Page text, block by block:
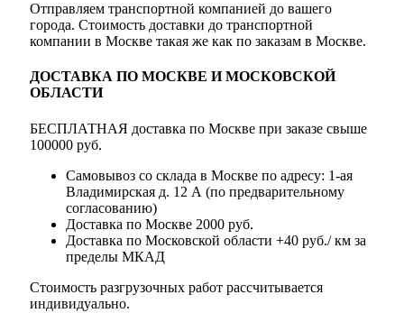
Отправляем транспортной компанией до вашего
города. Стоимость доставки до транспортной
компании в Москве такая же как по заказам в Москве.
ДОСТАВКА ПО МОСКВЕ И МОСКОВСКОЙ
ОБЛАСТИ
БЕСПЛАТНАЯ доставка по Москве при заказе свыше
100000 руб.
Самовывоз со склада в Москве по адресу: 1-ая
Владимирская д. 12 А (по предварительному
согласованию)
Доставка по Москве 2000 руб.
Доставка по Московской области +40 руб./ км за
пределы МКАД
Стоимость разгрузочных работ рассчитывается
индивидуально.